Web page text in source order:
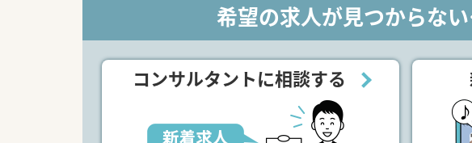
希望の求人が見つからな
コンサルタントに相談する